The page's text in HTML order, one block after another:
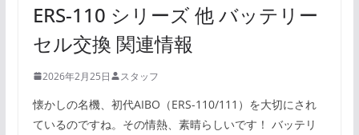
ERS-110 シリーズ 他 バッテリー
セル交換 関連情報
2026年2月25日 スタッフ
懐かしの名機、初代AIBO（ERS-110/111）を大切にされ
ているのですね。その情熱、素晴らしいです！ バッテリ